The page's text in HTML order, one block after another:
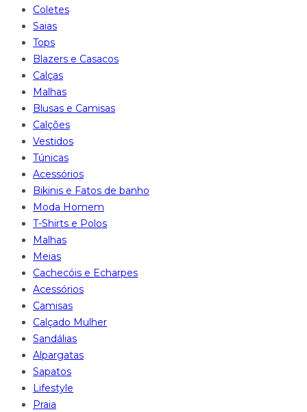
Coletes
Saias
Tops
Blazers e Casacos
Calças
Malhas
Blusas e Camisas
Calções
Vestidos
Túnicas
Acessórios
Bikinis e Fatos de banho
Moda Homem
T-Shirts e Polos
Malhas
Meias
Cachecóis e Echarpes
Acessórios
Camisas
Calçado Mulher
Sandálias
Alpargatas
Sapatos
Lifestyle
Praia